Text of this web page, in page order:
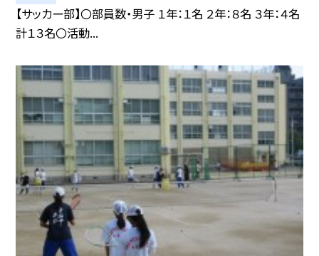
【サッカー部】〇部員数・男子 １年：１名 ２年：８名 ３年：４名
計１３名〇活動...